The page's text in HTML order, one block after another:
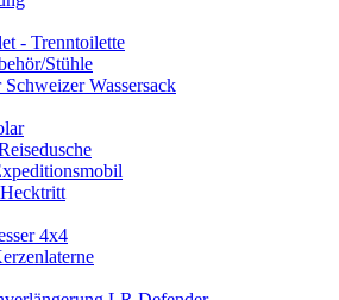
- Trenntoilette
Stühle
Wassersack
4x4